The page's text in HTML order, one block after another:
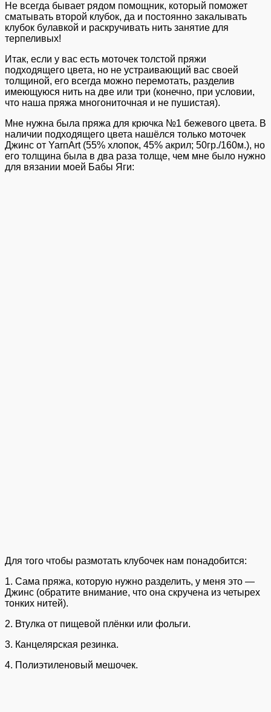
Не всегда бывает рядом помощник, который поможет
сматывать второй клубок, да и постоянно закалывать
клубок булавкой и раскручивать нить занятие для
терпеливых!
Итак, если у вас есть моточек толстой пряжи
подходящего цвета, но не устраивающий вас своей
толщиной, его всегда можно перемотать, разделив
имеющуюся нить на две или три (конечно, при условии,
что наша пряжа многониточная и не пушистая).
Мне нужна была пряжа для крючка №1 бежевого цвета. В
наличии подходящего цвета нашёлся только моточек
Джинс от YarnArt (55% хлопок, 45% акрил; 50гр./160м.), но
его толщина была в два раза толще, чем мне было нужно
для вязании моей Бабы Яги:
Для того чтобы размотать клубочек нам понадобится:
1. Сама пряжа, которую нужно разделить, у меня это —
Джинс (обратите внимание, что она скручена из четырех
тонких нитей).
2. Втулка от пищевой плёнки или фольги.
3. Канцелярская резинка.
4. Полиэтиленовый мешочек.